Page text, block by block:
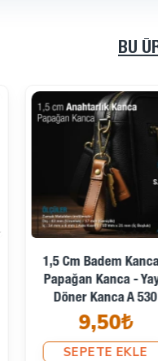
BU
Kanca -
- Yaylı
A 530
1,5 Cm
Papağan
Döner